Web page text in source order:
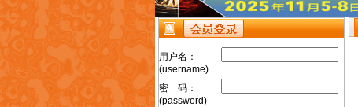
用户名：
(username)
密 码：
(password)